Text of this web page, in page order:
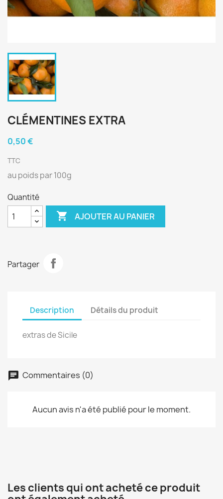
CLÉMENTINES EXTRA
0,50 €
TTC
au poids par 100g
Quantité
 AJOUTER AU PANIER
Partager
Description Détails du produit
extras de Sicile
Commentaires (0)
Aucun avis n'a été publié pour le moment.
Les clients qui ont acheté ce produit